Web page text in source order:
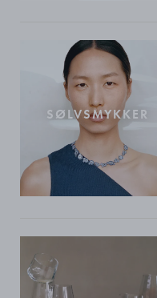
SØLVSMYKKER